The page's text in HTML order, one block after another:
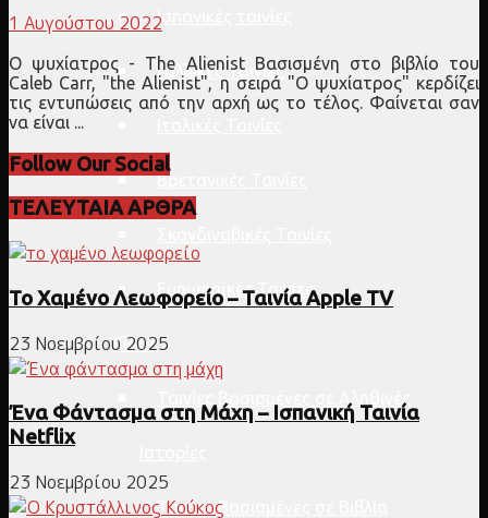
Ισπανικές ταινίες
Γαλλικές Ταινίες
Βρετανικές Ταινίες
Ευρωπαϊκές Ταινίες
Είδος
Ταινίες Βασισμένες σε Αληθινές
Ταινίες Βασισμένες σε Βιβλία
1 Αυγούστου 2022
Ο ψυχίατρος - The Alienist Βασισμένη στο βιβλίο του
Caleb Carr, "the Alienist", η σειρά "Ο ψυχίατρος" κερδίζει
τις εντυπώσεις από την αρχή ως το τέλος. Φαίνεται σαν
να είναι ...
Follow Our Social
ΤΕΛΕΥΤΑΙΑ ΑΡΘΡΑ
Το Χαμένο Λεωφορείο – Ταινία Apple TV
23 Νοεμβρίου 2025
Ένα Φάντασμα στη Μάχη – Ισπανική Ταινία
Netflix
23 Νοεμβρίου 2025